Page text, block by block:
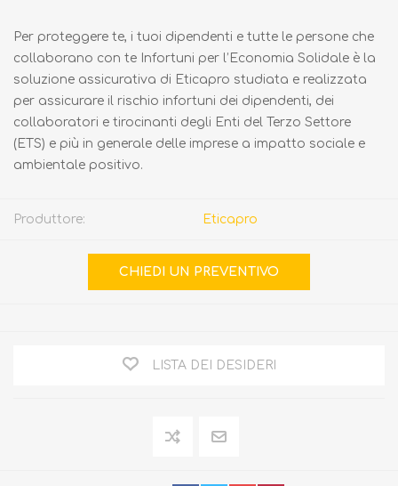
Per proteggere te, i tuoi dipendenti e tutte le persone che
collaborano con te Infortuni per l’Economia Solidale è la
soluzione assicurativa di Eticapro studiata e realizzata
per assicurare il rischio infortuni dei dipendenti, dei
collaboratori e tirocinanti degli Enti del Terzo Settore
(ETS) e più in generale delle imprese a impatto sociale e
ambientale positivo.
Produttore: Eticapro
LISTA DEI DESIDERI